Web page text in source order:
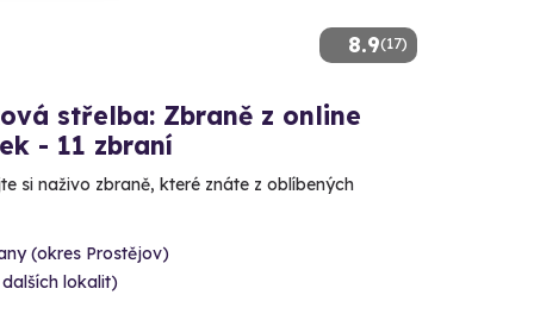
8.9(17)
střelba: Zbraně z online
- 11 zbraní
si naživo zbraně, které znáte z oblíbených
(okres Prostějov)
lokalit)